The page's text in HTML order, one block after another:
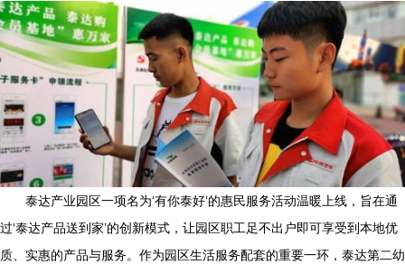
泰达产业园区一项名为‘有你泰好’的惠民服务活动温暖上线，旨在通
过‘泰达产品送到家’的创新模式，让园区职工足不出户即可享受到本地优
质、实惠的产品与服务。作为园区生活服务配套的重要一环，泰达第二幼